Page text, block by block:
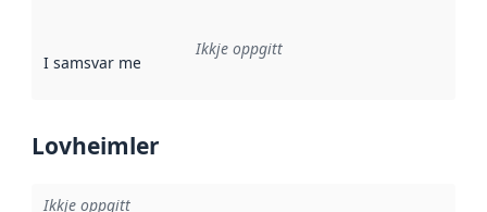
I samsvar med Referanse til ei implementeringsregel eller
Ikkje oppgitt
Lovheimler
Ikkje oppgitt